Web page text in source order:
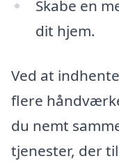
Skabe en
dit hjem.
Ved at
flere
du nemt
tjenester, der